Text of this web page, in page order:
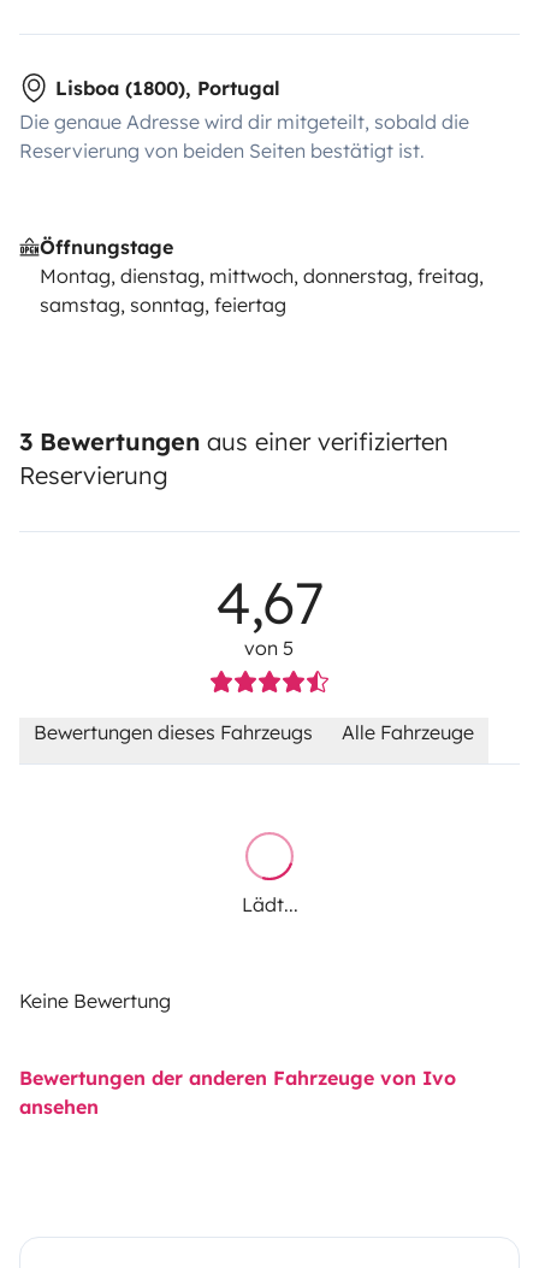
Lisboa (1800), Portugal
Die genaue Adresse wird dir mitgeteilt, sobald die
Reservierung von beiden Seiten bestätigt ist.
Öffnungstage
Montag, dienstag, mittwoch, donnerstag, freitag,
samstag, sonntag, feiertag
3 Bewertungen aus einer verifizierten
Reservierung
4,67
von 5
Bewertungen dieses Fahrzeugs Alle Fahrzeuge
Lädt...
Keine Bewertung
Bewertungen der anderen Fahrzeuge von Ivo
ansehen